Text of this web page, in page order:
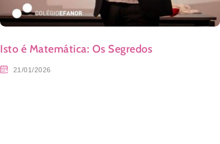
Isto é Matemática: Os Segredos
21/01/2026